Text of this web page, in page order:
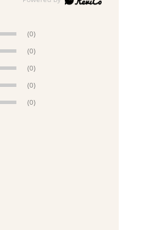
(0)
(0)
(0)
(0)
(0)